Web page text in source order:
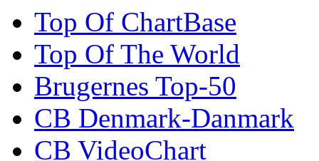
Top Of ChartBase
Top Of The World
Brugernes Top-50
CB Denmark-Danmark
CB VideoChart